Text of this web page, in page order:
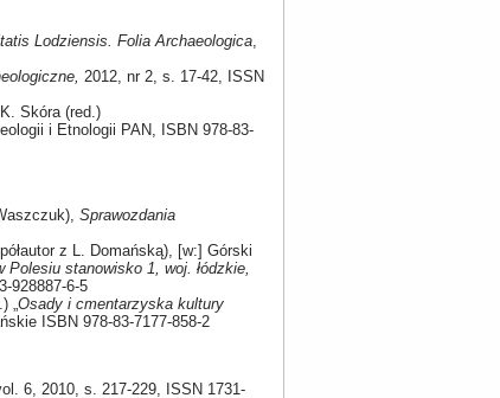
Lodziensis. Folia Archaeologica
2012, nr 2, s. 17-42, ISSN
Skóra (red.)
i Etnologii PAN, ISBN 978-83-
Sprawozdania
z L. Domańską), [w:] Górski
stanowisko 1, woj. łódzkie,
928887-6-5
Osady i cmentarzyska kultury
ISBN 978-83-7177-858-2
6, 2010, s. 217-229, ISSN 1731-